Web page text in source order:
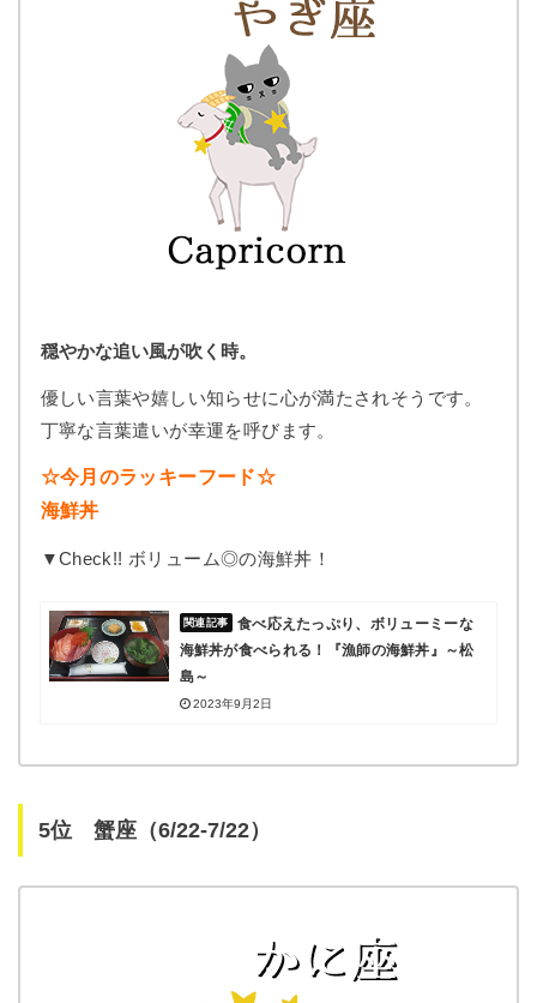
穏やかな追い風が吹く時。
優しい言葉や嬉しい知らせに心が満たされそうです。
丁寧な言葉遣いが幸運を呼びます。
☆今月のラッキーフード☆
海鮮丼
▼Check!! ボリューム◎の海鮮丼！
食べ応えたっぷり、ボリューミーな
海鮮丼が食べられる！『漁師の海鮮丼』～松
島～
2023年9月2日
5位 蟹座（6/22-7/22）